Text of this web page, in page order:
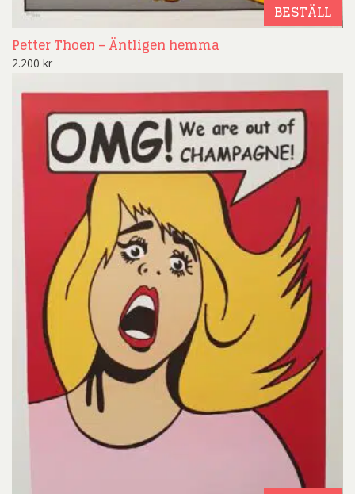
BESTÄLL
Petter Thoen – Äntligen hemma
2.200 kr